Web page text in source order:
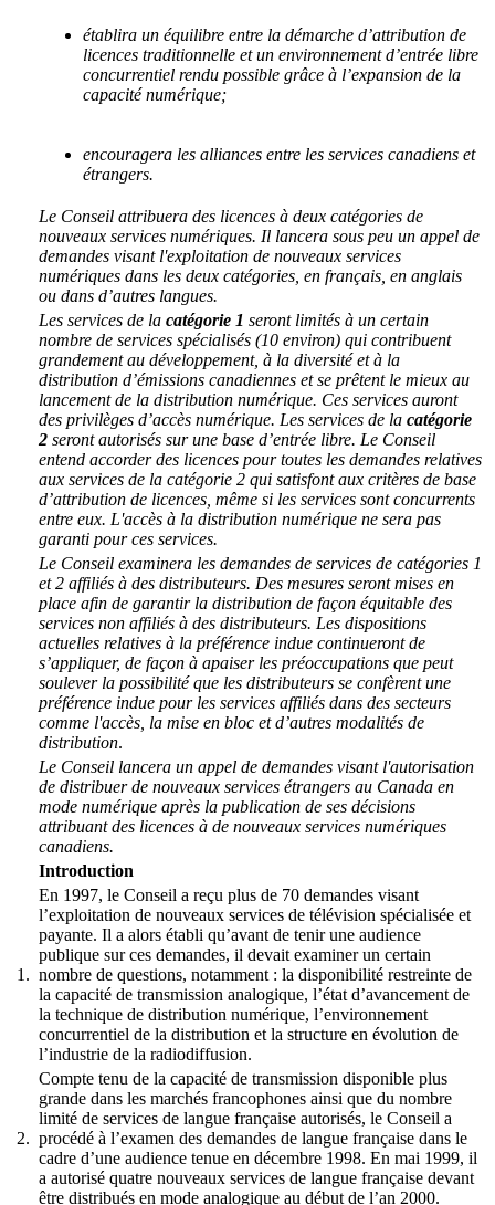
établira un équilibre entre la démarche d’attribution de
licences traditionnelle et un environnement d’entrée libre
concurrentiel rendu possible grâce à l’expansion de la
capacité numérique;
encouragera les alliances entre les services canadiens et
étrangers.
Le Conseil attribuera des licences à deux catégories de
nouveaux services numériques. Il lancera sous peu un appel de
demandes visant l'exploitation de nouveaux services
numériques dans les deux catégories, en français, en anglais
ou dans d’autres langues.
Les services de la catégorie 1 seront limités à un certain
nombre de services spécialisés (10 environ) qui contribuent
grandement au développement, à la diversité et à la
distribution d’émissions canadiennes et se prêtent le mieux au
lancement de la distribution numérique. Ces services auront
des privilèges d’accès numérique. Les services de la catégorie
2 seront autorisés sur une base d’entrée libre. Le Conseil
entend accorder des licences pour toutes les demandes relatives
aux services de la catégorie 2 qui satisfont aux critères de base
d’attribution de licences, même si les services sont concurrents
entre eux. L'accès à la distribution numérique ne sera pas
garanti pour ces services.
Le Conseil examinera les demandes de services de catégories 1
et 2 affiliés à des distributeurs. Des mesures seront mises en
place afin de garantir la distribution de façon équitable des
services non affiliés à des distributeurs. Les dispositions
actuelles relatives à la préférence indue continueront de
s’appliquer, de façon à apaiser les préoccupations que peut
soulever la possibilité que les distributeurs se confèrent une
préférence indue pour les services affiliés dans des secteurs
comme l'accès, la mise en bloc et d’autres modalités de
distribution.
Le Conseil lancera un appel de demandes visant l'autorisation
de distribuer de nouveaux services étrangers au Canada en
mode numérique après la publication de ses décisions
attribuant des licences à de nouveaux services numériques
canadiens.
Introduction
1.
En 1997, le Conseil a reçu plus de 70 demandes visant
l’exploitation de nouveaux services de télévision spécialisée et
payante. Il a alors établi qu’avant de tenir une audience
publique sur ces demandes, il devait examiner un certain
nombre de questions, notamment : la disponibilité restreinte de
la capacité de transmission analogique, l’état d’avancement de
la technique de distribution numérique, l’environnement
concurrentiel de la distribution et la structure en évolution de
l’industrie de la radiodiffusion.
2.
Compte tenu de la capacité de transmission disponible plus
grande dans les marchés francophones ainsi que du nombre
limité de services de langue française autorisés, le Conseil a
procédé à l’examen des demandes de langue française dans le
cadre d’une audience tenue en décembre 1998. En mai 1999, il
a autorisé quatre nouveaux services de langue française devant
être distribués en mode analogique au début de l’an 2000.